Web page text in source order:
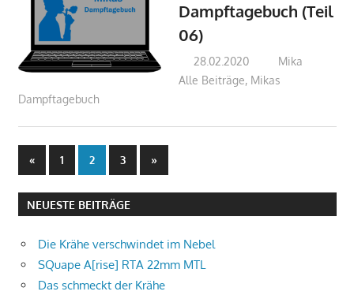
Dampftagebuch (Teil
06)
28.02.2020
Mika
Alle Beiträge, Mikas
Dampftagebuch
Beitragsnavigation
«Vorherige
Beiträge
1 2 3
Nächste
Beiträge
»
NEUESTE BEITRÄGE
Die Krähe verschwindet im Nebel
SQuape A[rise] RTA 22mm MTL
Das schmeckt der Krähe